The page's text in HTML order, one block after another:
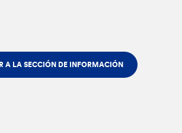
A LA SECCIÓN DE INFORMACIÓN